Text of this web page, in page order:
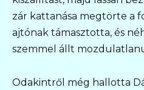
zár kattanása megtörte a
ajtónak támasztotta, és
szemmel állt
Odakintről még hallotta